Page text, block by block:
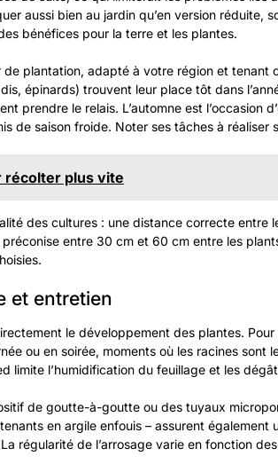
aussi bien au jardin qu’en version réduite,
bénéfices pour la terre et les plantes.
de plantation, adapté à votre région et tenant
épinards) trouvent leur place tôt dans
prendre le relais. L’automne est l’occasion
de saison froide. Noter ses tâches à réaliser
récolter plus vite
des cultures : une distance correcte entre
entre 30 cm et 60 cm entre les
et entretien
le développement des plantes.
ou en soirée, moments où les racines sont
limite l’humidification du feuillage et les
de goutte-à-goutte ou des tuyaux
en argile enfouis – assurent
régularité de l’arrosage varie en fonction